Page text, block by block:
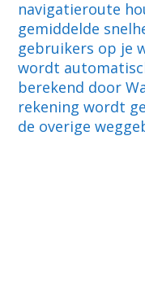
navigatieroute
gemiddelde
gebruikers op je
wordt
berekend door
rekening wordt
de overige